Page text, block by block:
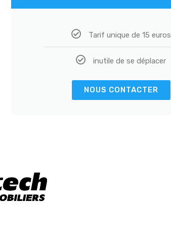
Tarif unique de 15 euros
inutile de se déplacer
NOUS CONTACTER